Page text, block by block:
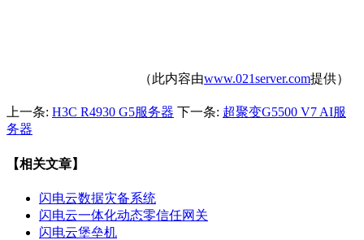
（此内容由www.021server.com提供）
上一条: H3C R4930 G5服务器 下一条: 超聚变G5500 V7 AI服
务器
【相关文章】
闪电云数据灾备系统
闪电云一体化动态零信任网关
闪电云堡垒机